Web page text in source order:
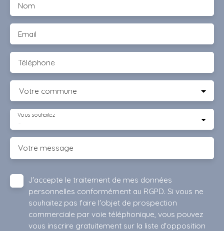
Nom
Email
Téléphone
Votre commune
-
Vous souhaitez
Votre message
J'accepte le traitement de mes données
personnelles conformément au RGPD. Si vous ne
souhaitez pas faire l'objet de prospection
commerciale par voie téléphonique, vous pouvez
vous inscrire gratuitement sur la liste d'opposition